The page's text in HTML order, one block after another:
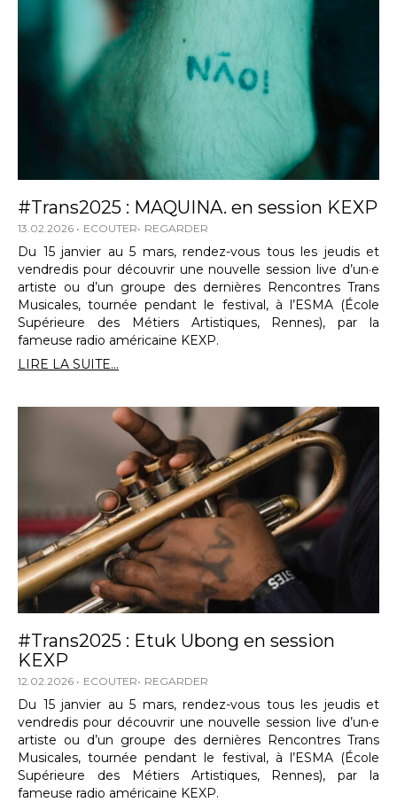
#Trans2025 : MAQUINA. en session KEXP
13.02.2026 ECOUTER REGARDER
Du 15 janvier au 5 mars, rendez-vous tous les jeudis et
vendredis pour découvrir une nouvelle session live d’un·e
artiste ou d’un groupe des dernières Rencontres Trans
Musicales, tournée pendant le festival, à l’ESMA (École
Supérieure des Métiers Artistiques, Rennes), par la
fameuse radio américaine KEXP.
LIRE LA SUITE...
#Trans2025 : Etuk Ubong en session
KEXP
12.02.2026 ECOUTER REGARDER
Du 15 janvier au 5 mars, rendez-vous tous les jeudis et
vendredis pour découvrir une nouvelle session live d’un·e
artiste ou d’un groupe des dernières Rencontres Trans
Musicales, tournée pendant le festival, à l’ESMA (École
Supérieure des Métiers Artistiques, Rennes), par la
fameuse radio américaine KEXP.